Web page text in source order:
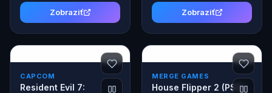
Zobraziť Zobraziť
CAPCOM
Resident Evil 7:
MERGE GAMES
House Flipper 2 (PS5)